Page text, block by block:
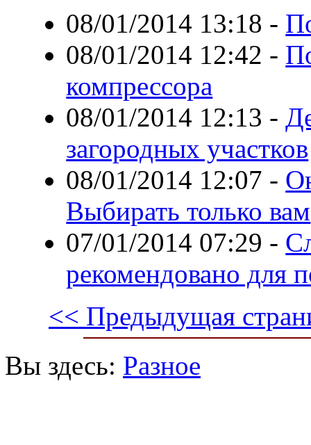
08/01/2014 13:18 -
08/01/2014 12:42 -
компрессора
08/01/2014 12:13 -
загородных участков
08/01/2014 12:07 -
Выбирать только вам
07/01/2014 07:29 -
рекомендовано для
<< Предыдущая
Вы здесь: Разное